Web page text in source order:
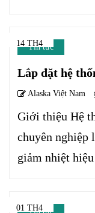
14 TH4
Tin tức
Lắp đặt hệ
Alaska Việt Nam
Giới thiệu Hệ
chuyên nghiệp
giảm nhiệt
01 TH4